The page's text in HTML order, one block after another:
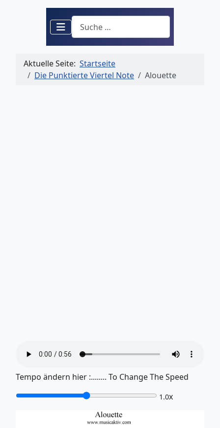
Suchen
Aktuelle Seite: Startseite
Die Punktierte Viertel Note
Alouette
Tempo ändern hier :........ To Change The Speed
1.0x